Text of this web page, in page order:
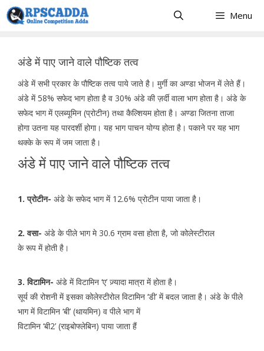
Skip
to
Menu
अंडे में पाए जाने वाले पौष्टिक तत्व
अंडे में सभी प्रकार के पौष्टिक तत्व पाये जाते है। मुर्गी का अण्डा भोजन में लेते हैं।
अंडे में 58% सफेद भाग होता है व 30% अंडे की ज़र्दी वाला भाग होता है। अंडे के
सफेद भाग में एलब्यूमिन (प्रोटीन) तथा कैल्शियम होता है। अण्डा जितना ताजा
होगा उतना यह पारदर्शी होगा। यह भाग पाचन योग्य होता है। पकाने पर यह भाग
थक्के के रूप में जम जाता है।
अंडे में पाए जाने वाले पौष्टिक तत्व
1. प्रोटीन- अंडे के सफेद भाग में 12.6% प्रोटीन पाया जाता है।
2. वसा- अंडे के पीले भाग मे 30.6 ग्राम वसा होता है, जो कोलेस्टीराल
के रूप में होती है।
3. विटामिन- अंडे में विटामिन ‘ए’ ज़्यादा मात्रा में होता है।
सूर्य की रोशनी में इसका कोलेस्टीरोल विटामिन ‘डी’ में बदल जाता है। अंडे के पीले
भाग में विटामिन ‘बी’ (थायमिन) व पीले भाग में
विटामिन ‘बी2’ (राइबोफ्लेबिन) पाया जाता हैं